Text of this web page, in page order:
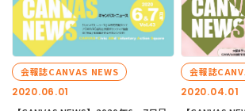
2020.06.01
会報誌CANVAS NEWS
2020.04.01
会報誌